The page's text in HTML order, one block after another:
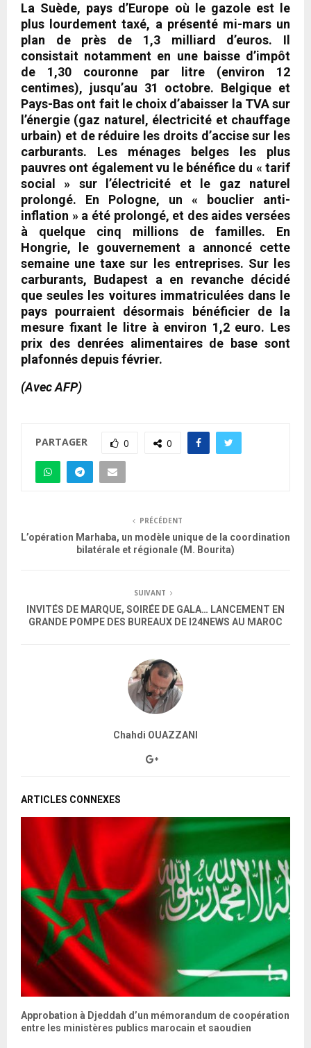
La Suède, pays d’Europe où le gazole est le
plus lourdement taxé, a présenté mi-mars un
plan de près de 1,3 milliard d’euros. Il
consistait notamment en une baisse d’impôt
de 1,30 couronne par litre (environ 12
centimes), jusqu’au 31 octobre. Belgique et
Pays-Bas ont fait le choix d’abaisser la TVA sur
l’énergie (gaz naturel, électricité et chauffage
urbain) et de réduire les droits d’accise sur les
carburants. Les ménages belges les plus
pauvres ont également vu le bénéfice du « tarif
social » sur l’électricité et le gaz naturel
prolongé. En Pologne, un « bouclier anti-
inflation » a été prolongé, et des aides versées
à quelque cinq millions de familles. En
Hongrie, le gouvernement a annoncé cette
semaine une taxe sur les entreprises. Sur les
carburants, Budapest a en revanche décidé
que seules les voitures immatriculées dans le
pays pourraient désormais bénéficier de la
mesure fixant le litre à environ 1,2 euro. Les
prix des denrées alimentaires de base sont
plafonnés depuis février.
(Avec AFP)
PARTAGER 0 0
PRÉCÉDENT
L’opération Marhaba, un modèle unique de la coordination
bilatérale et régionale (M. Bourita)
SUIVANT
INVITÉS DE MARQUE, SOIRÉE DE GALA… LANCEMENT EN
GRANDE POMPE DES BUREAUX DE I24NEWS AU MAROC
Chahdi OUAZZANI
ARTICLES CONNEXES
Approbation à Djeddah d’un mémorandum de coopération
entre les ministères publics marocain et saoudien